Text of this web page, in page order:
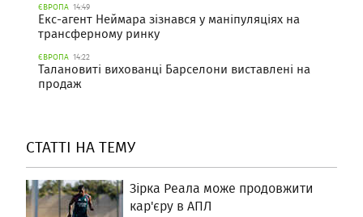
ЄВРОПА 14:49
Екс-агент Неймара зізнався у маніпуляціях на
трансферному ринку
ЄВРОПА 14:22
Талановиті вихованці Барселони виставлені на
продаж
СТАТТІ НА ТЕМУ
Зірка Реала може продовжити
кар'єру в АПЛ